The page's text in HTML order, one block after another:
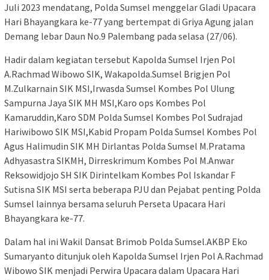
Juli 2023 mendatang, Polda Sumsel menggelar Gladi Upacara
Hari Bhayangkara ke-77 yang bertempat di Griya Agung jalan
Demang lebar Daun No.9 Palembang pada selasa (27/06).
Hadir dalam kegiatan tersebut Kapolda Sumsel Irjen Pol
A.Rachmad Wibowo SIK, Wakapolda.Sumsel Brigjen Pol
M.Zulkarnain SIK MSI,Irwasda Sumsel Kombes Pol Ulung
Sampurna Jaya SIK MH MSI,Karo ops Kombes Pol
Kamaruddin,Karo SDM Polda Sumsel Kombes Pol Sudrajad
Hariwibowo SIK MSI,Kabid Propam Polda Sumsel Kombes Pol
Agus Halimudin SIK MH Dirlantas Polda Sumsel M.Pratama
Adhyasastra SIKMH, Dirreskrimum Kombes Pol M.Anwar
Reksowidjojo SH SIK Dirintelkam Kombes Pol Iskandar F
Sutisna SIK MSI serta beberapa PJU dan Pejabat penting Polda
Sumsel lainnya bersama seluruh Perseta Upacara Hari
Bhayangkara ke-77.
Dalam hal ini Wakil Dansat Brimob Polda Sumsel.AKBP Eko
Sumaryanto ditunjuk oleh Kapolda Sumsel Irjen Pol A.Rachmad
Wibowo SIK menjadi Perwira Upacara dalam Upacara Hari